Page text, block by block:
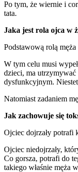
Po tym, że wiernie i
tata.
Jaka jest rola ojca w
Podstawową rolą
W tym celu musi
dzieci, ma utrzymywać
dysfunkcyjnym.
Natomiast zadaniem
Jak zachowuje się
Ojciec dojrzały potrafi
Ojciec niedojrzały,
Co gorsza, potrafi do
takiego właśnie męża